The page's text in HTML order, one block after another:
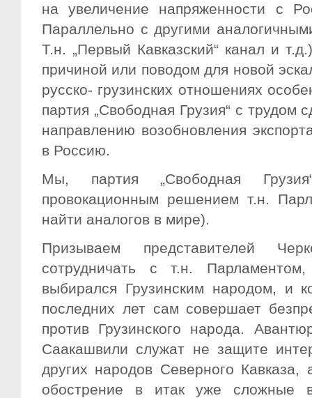
на увеличение напряженности с
Параллельно с другими
Т.н. „Первый Кавказский“ канал и
причиной или поводом для новой
русско- грузинских отношениях
партия „Свободная Грузия“ с трудом
направлению возобновления
в Россию.
Мы, партия „Свободная
провокационным решением т.н.
найти аналогов в мире).
Призываем представителей
сотрудничать с т.н.
выбирался Грузинским народом, и
последних лет сам совершает
против Грузинского народа.
Саакашвили служат не защите
других народов Северного
обострение в итак уже сложные